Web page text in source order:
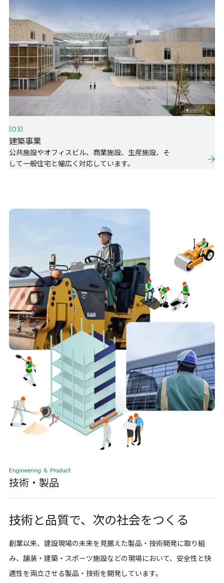
(03)
建築事業
公共施設やオフィスビル、商業施設、生産施設、そ
して一般住宅と幅広く対応しています。
Engineering ＆ Product
技術・製品
技術と品質で、 次の社会をつくる
創業以来、建設現場の未来を見据えた製品・技術開発に取り組
み、舗装・建築・スポーツ施設などの現場において、安全性と快
適性を両立させる製品・技術を開発しています。